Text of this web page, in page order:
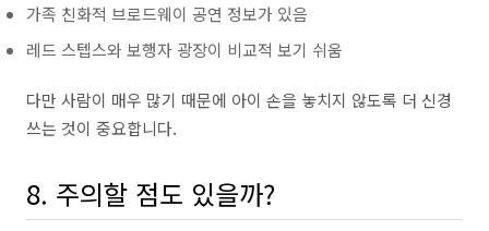
가족 친화적 브로드웨이 공연 정보가 있음
레드 스텝스와 보행자 광장이 비교적 보기 쉬움
다만 사람이 매우 많기 때문에 아이 손을 놓치지 않도록 더 신경
쓰는 것이 중요합니다.
8. 주의할 점도 있을까?